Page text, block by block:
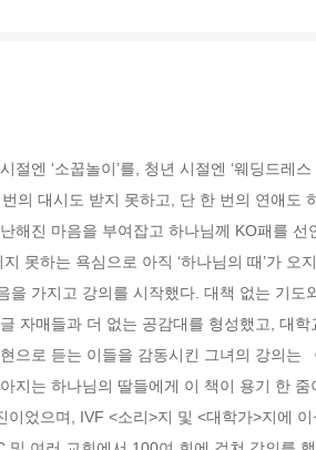
절엔 ‘소꿉놀이’를, 청년 시절엔 ‘웨딩드
의 대시도 받지 못하고, 단 한 번의 연애도
해진 마음을 부여잡고 하나님께 KO패를
못하는 욕심으로 아직 ‘하나님의 때’가
을 가지고 강의를 시작했다. 대책 없는 기
자매들과 더 없는 공감대를 형성했고, 대
으로 듣는 이들을 감동시킨 그녀의 강의는
지는 하나님의 딸들에게 이 책이 용기 한
이었으며, IVF <소리>지 및 <대학가>지에